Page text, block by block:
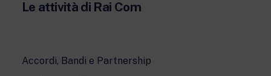
Le attività di Rai Com
Accordi, Bandi e Partnership